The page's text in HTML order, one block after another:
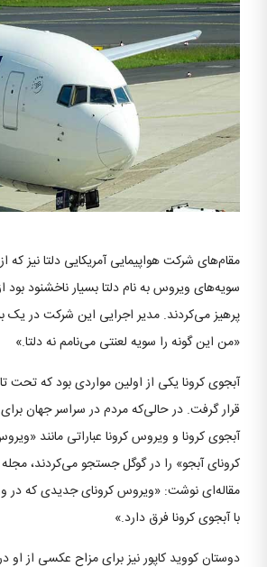
مقام‌های شرکت هواپیمایی آمریکایی دلتا نیز که
سویه‌های ویروس به نام دلتا بسیار ناخشنود بود
پرهیز می‌کردند. مدیر اجرایی این شرکت در یک
«من این گونه را سویه لعنتی می‌نامم نه دلتا.»
آبجوی کرونا یکی از اولین مواردی بود که تحت
قرار گرفت. در حالی‌که مردم در سراسر جهان
آبجوی کرونا و ویروس کرونا عباراتی مانند
کرونای آبجو» را در گوگل جستجو می‌کردند،
مقاله‌ای نوشت: «ویروس کرونای جدیدی که
با آبجوی کرونا فرق دارد.»
دوستان کووید کاپور نیز برای مزاح عکسی از او